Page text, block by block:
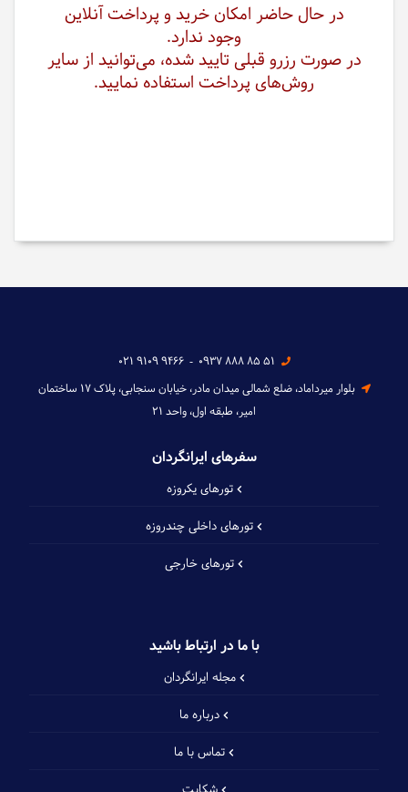
در حال حاضر امکان خرید و پرداخت آنلاین
وجود ندارد.
در صورت رزرو قبلی تایید شده، می‌توانید از سایر
روش‌های پرداخت استفاده نمایید.
0937 888 85 51
-
021 9109 9466
بلوار میرداماد، ضلع شمالی میدان مادر، خیابان سنجابی، پلاک ۱۷ ساختمان
امیر، طبقه اول، واحد ۲۱
سفرهای ایرانگردان
تورهای یکروزه
تورهای داخلی چند‌روزه
تورهای خارجی
با ما در ارتباط باشید
مجله ایرانگردان
درباره ما
تماس با ما